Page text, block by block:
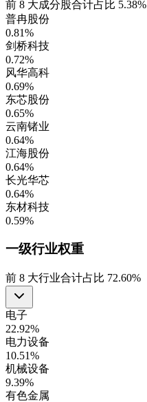
前 8 大成分股合计占比 5.38%
普冉股份
0.81%
剑桥科技
0.72%
风华高科
0.69%
东芯股份
0.65%
云南锗业
0.64%
江海股份
0.64%
长光华芯
0.64%
东材科技
0.59%
一级行业权重
前 8 大行业合计占比 72.60%
电子
22.92%
电力设备
10.51%
机械设备
9.39%
有色金属